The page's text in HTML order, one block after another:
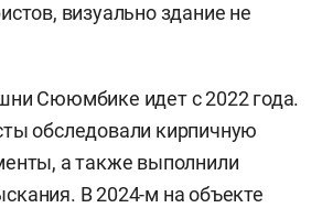
визуально здание не
Сююмбике идет с 2022 года.
обследовали кирпичную
а также выполнили
В 2024-м на объекте